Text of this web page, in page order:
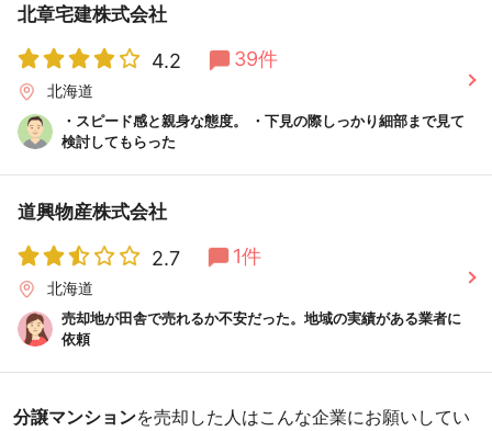
北章宅建株式会社
4.2 39件
北海道
・スピード感と親身な態度。 ・下見の際しっかり細部まで見て
検討してもらった
道興物産株式会社
2.7 1件
北海道
売却地が田舎で売れるか不安だった。地域の実績がある業者に
依頼
分譲マンションを売却した人はこんな企業にお願いしてい